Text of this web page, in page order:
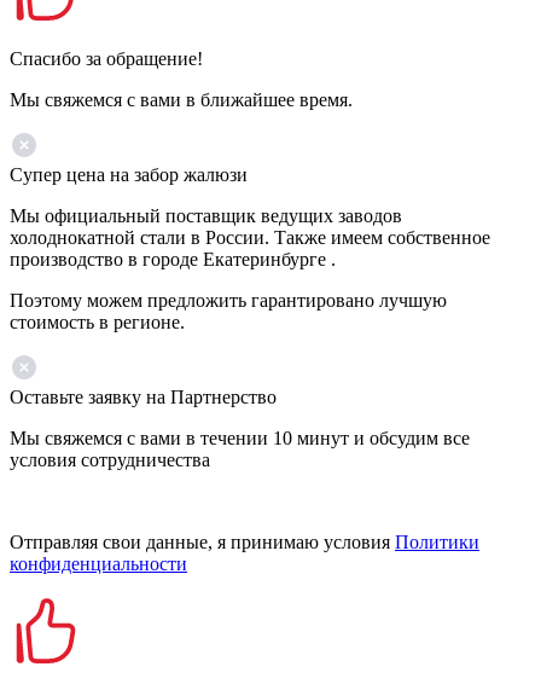
Спасибо за обращение!
Мы свяжемся с вами в ближайшее время.
Супер цена на забор жалюзи
Мы официальный поставщик ведущих заводов
холоднокатной стали в России. Также имеем собственное
производство в городе Екатеринбурге .
Поэтому можем предложить гарантировано лучшую
стоимость в регионе.
Оставьте заявку на Партнерство
Мы свяжемся с вами в течении 10 минут и обсудим все
условия сотрудничества
Отправляя свои данные, я принимаю условия Политики
конфиденциальности